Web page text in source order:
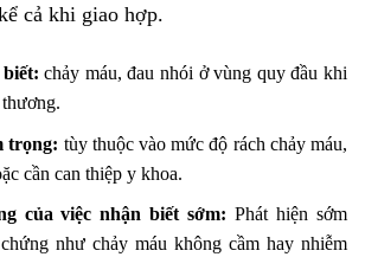
cả khi giao hợp.
chảy máu, đau nhói ở vùng quy đầu khi
trọng: tùy thuộc vào mức độ rách chảy máu,
cần can thiệp y khoa.
của việc nhận biết sớm: Phát hiện sớm
như chảy máu không cầm hay nhiễm